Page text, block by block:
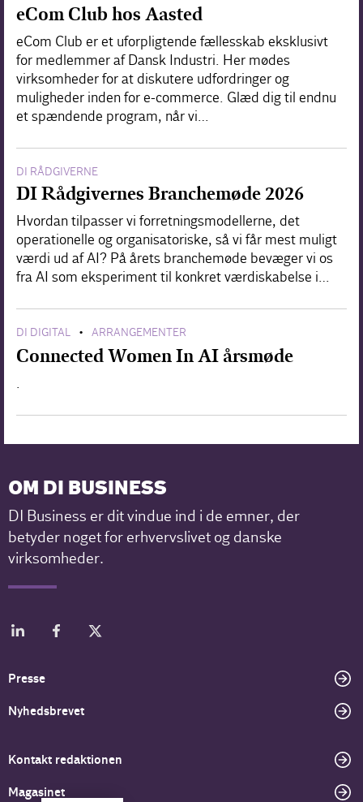
eCom Club hos Aasted
eCom Club er et uforpligtende fællesskab eksklusivt
for medlemmer af Dansk Industri. Her mødes
virksomheder for at diskutere udfordringer og
muligheder inden for e-commerce. Glæd dig til endnu
et spændende program, når vi…
DI RÅDGIVERNE
DI Rådgivernes Branchemøde 2026
Hvordan tilpasser vi forretningsmodellerne, det
operationelle og organisatoriske, så vi får mest muligt
værdi ud af AI? På årets branchemøde bevæger vi os
fra AI som eksperiment til konkret værdiskabelse i…
DI DIGITAL • ARRANGEMENTER
Connected Women In AI årsmøde
.
OM DI BUSINESS
DI Business er dit vindue ind i de emner, der
betyder noget for erhvervslivet og danske
virksomheder.
Presse
Nyhedsbrevet
Kontakt redaktionen
Magasinet